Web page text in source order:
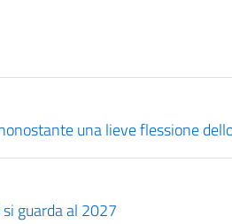
una lieve flessione
guarda al 2027